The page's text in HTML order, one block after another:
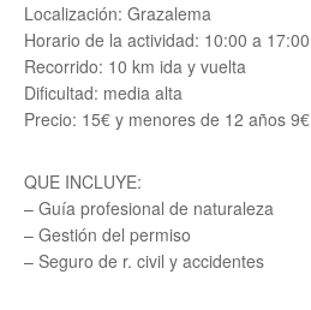
Localización: Grazalema
Horario de la actividad: 10:00 a 17:00
Recorrido: 10 km ida y vuelta
Dificultad: media alta
Precio: 15€ y menores de 12 años 9€
QUE INCLUYE:
– Guía profesional de naturaleza
– Gestión del permiso
– Seguro de r. civil y accidentes